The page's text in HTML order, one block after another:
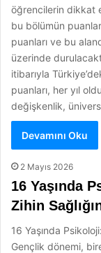
öğrencilerin dikkat
bu bölümün
puanları ve bu
üzerinde
itibarıyla
puanları, her yıl
değişkenlik,
Devamını Oku
2 Mayıs 2026
16 Yaşında
Zihin
16 Yaşında
Gençlik dönemi,